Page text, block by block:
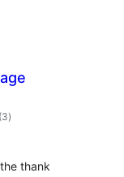
(3total
ratings
)
thank